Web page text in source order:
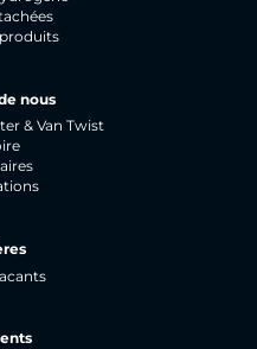
nous
& Van Twist